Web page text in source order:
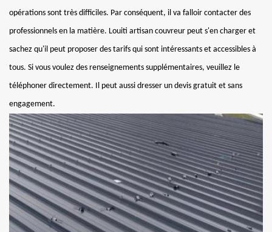
opérations sont très difficiles. Par conséquent, il va falloir contacter des
professionnels en la matière. Louiti artisan couvreur peut s'en charger et
sachez qu'il peut proposer des tarifs qui sont intéressants et accessibles à
tous. Si vous voulez des renseignements supplémentaires, veuillez le
téléphoner directement. Il peut aussi dresser un devis gratuit et sans
engagement.